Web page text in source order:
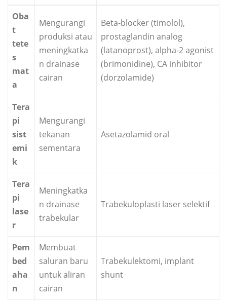
Oba
t
tete
s
mat
a
Mengurangi
produksi atau
meningkatka
n drainase
cairan
Beta-blocker (timolol),
prostaglandin analog
(latanoprost), alpha-2 agonist
(brimonidine), CA inhibitor
(dorzolamide)
Tera
pi
sist
emi
k
Mengurangi
tekanan
sementara
Asetazolamid oral
Tera
pi
lase
r
Meningkatka
n drainase
trabekular
Trabekuloplasti laser selektif
Pem
bed
aha
n
Membuat
saluran baru
untuk aliran
cairan
Trabekulektomi, implant
shunt